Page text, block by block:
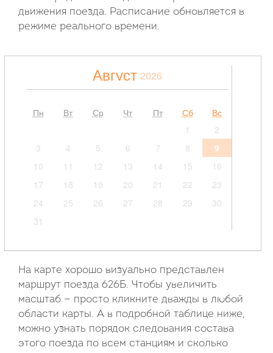
движения поезда. Расписание обновляется в
режиме реального времени.
Август 2026
Пн Вт Ср Чт Пт Сб
Вс
1
2
3
4 5 6 7 8
9
10
11 12 13 14 15
16
17
18 19 20 21 22
23
24
25 26 27 28 29
30
31
Пн Вт Ср Чт Пт Сб
Вс
1
2 3 4 5
6
7
8 9 10 11 12
13
На карте хорошо визуально представлен
маршрут поезда 626Б. Чтобы увеличить
масштаб — просто кликните дважды в любой
области карты. А в подробной таблице ниже,
можно узнать порядок следования состава
этого поезда по всем станциям и сколько